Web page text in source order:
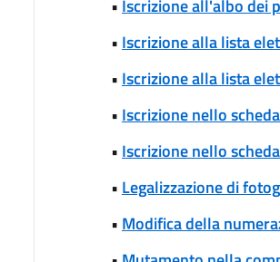
• Iscrizione all'albo dei
• Iscrizione alla lista
• Iscrizione alla lista
• Iscrizione nello
• Iscrizione nello
• Legalizzazione di
• Modifica della